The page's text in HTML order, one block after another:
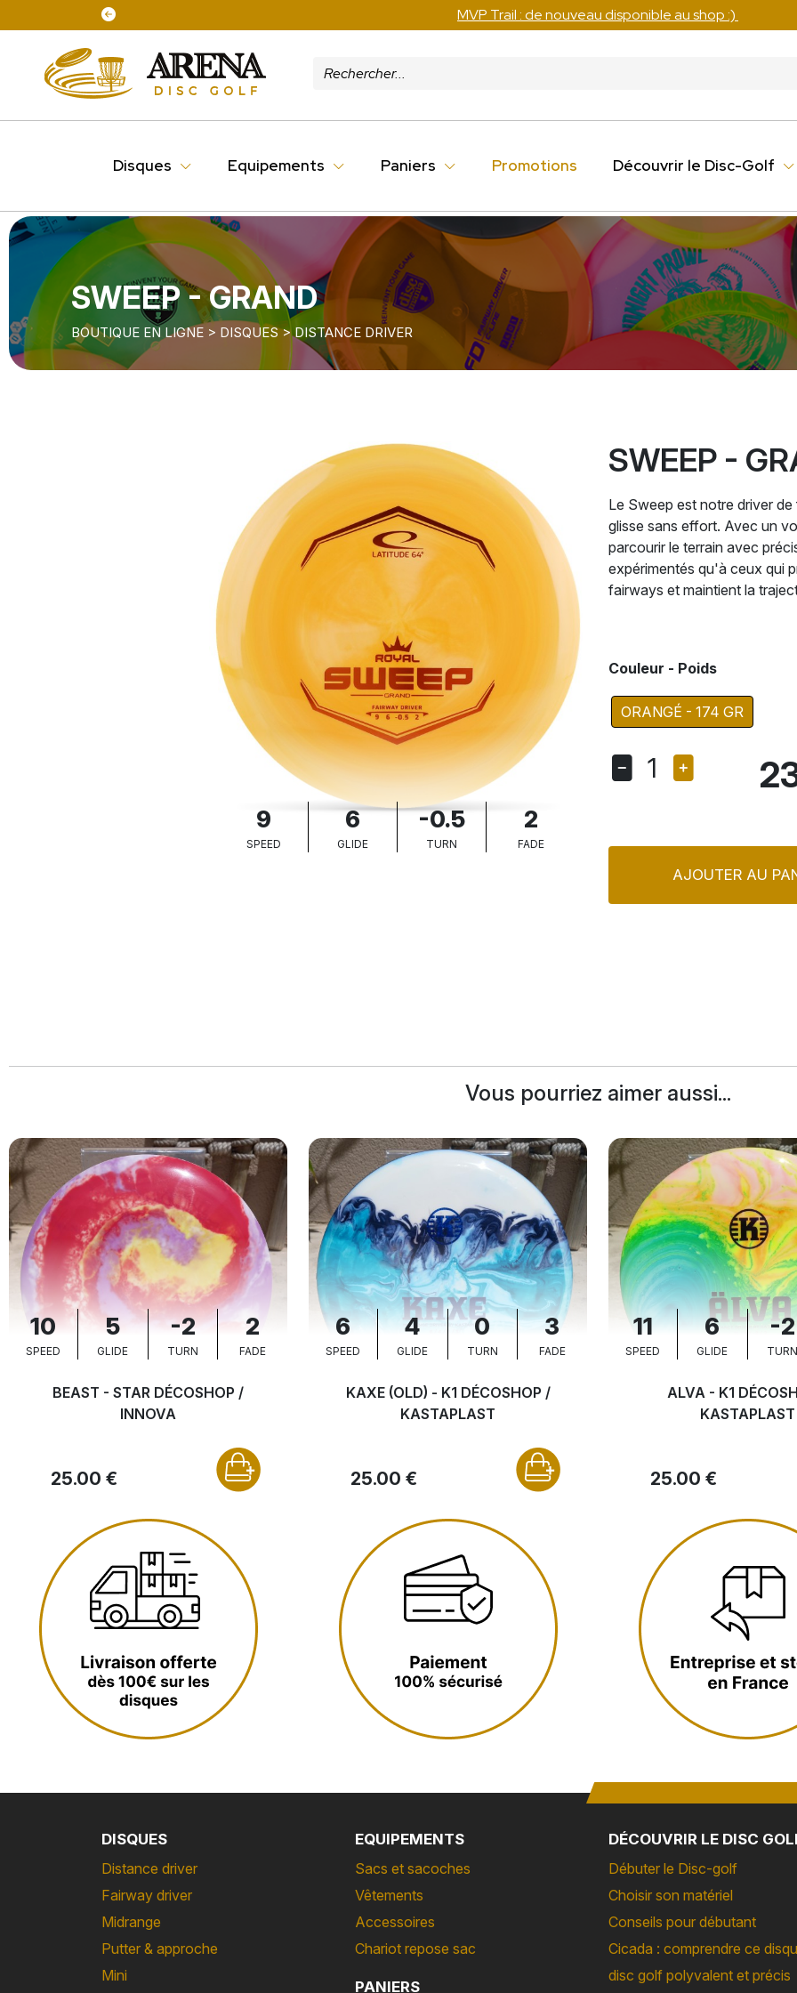
MVP Trail : de nouveau disponible au shop :)
Disques Equipements Paniers Promotions Découvrir le Disc-Golf
SWEEP - GRAND
BOUTIQUE EN LIGNE > DISQUES>DISTANCE DRIVER
9
SPEED
6
GLIDE
-0.5
TURN
2
FADE
SWEEP -
Le Sweep est notre driver
glisse sans effort. Avec un
parcourir le terrain avec
expérimentés qu'à ceux qui
fairways et maintient la
Couleur - Poids
ORANGÉ - 174 GR
1
AJOUTER AU
Vous pourriez aimer aussi...
10
SPEED
5
GLIDE
-2
TURN
2
FADE
BEAST - STAR DÉCOSHOP /
INNOVA
25.00 €
6
SPEED
4
GLIDE
0
TURN
3
FADE
KAXE (OLD) - K1 DÉCOSHOP /
KASTAPLAST
25.00 €
11
SPEED
6
GLIDE
-2
TURN
ALVA - K1
KASTAPLAST
25.00 €
DISQUES
Distance driver
Fairway driver
Midrange
Putter & approche
Mini
EQUIPEMENTS
Sacs et sacoches
Vêtements
Accessoires
Chariot repose sac
PANIERS
DÉCOUVRIR LE DISC
Débuter le Disc-golf
Choisir son matériel
Conseils pour débutant
Cicada : comprendre ce
disc golf polyvalent et précis